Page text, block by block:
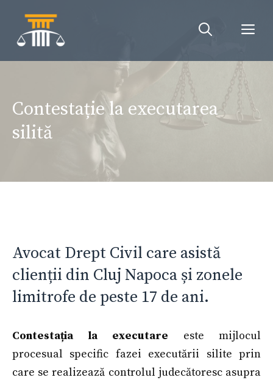
conținut
Contestație la executarea
silită
Avocat Drept Civil care asistă
clienții din Cluj Napoca și zonele
limitrofe de peste 17 de ani.
Contestația la executare este mijlocul
procesual specific fazei executării silite prin
care se realizează controlul judecătoresc asupra